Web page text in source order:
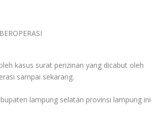
kasus surat perizinan yang dicabut oleh
sampai sekarang.
lampung selatan provinsi lampung ini